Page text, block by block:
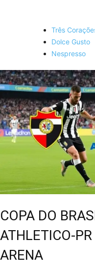
Três
Dolce Gusto
Nespresso
COPA DO
ATHLETICO-
ARENA